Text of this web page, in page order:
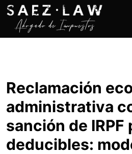
Reclamación
administrativa
sanción de IRPF
deducibles: